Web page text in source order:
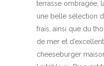
terrasse ombragée,
une belle sélection
frais, ainsi que du
de mer et
cheeseburger